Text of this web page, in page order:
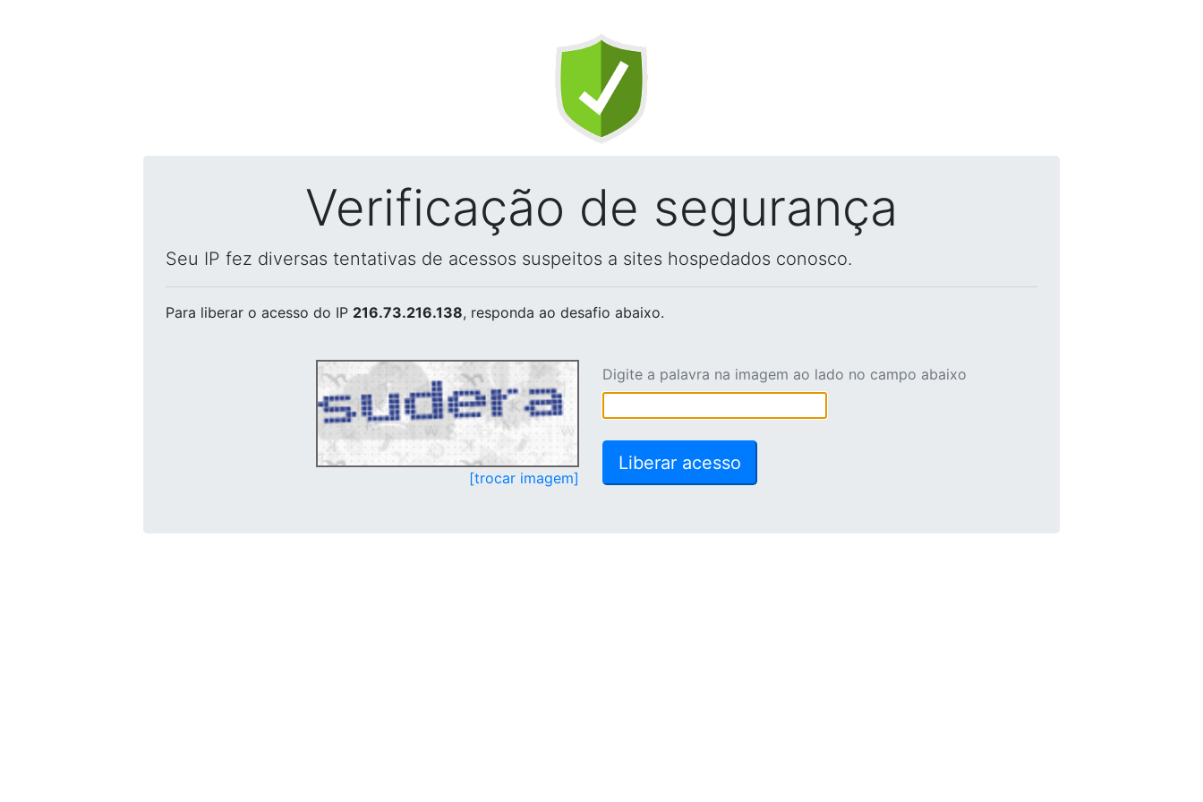
Verificação de segurança
Seu IP fez diversas tentativas de acessos suspeitos a sites hospedados conosco.
Para liberar o acesso do IP 216.73.216.138, responda ao desafio abaixo.
[trocar imagem]
Digite a palavra na imagem ao lado no campo abaixo